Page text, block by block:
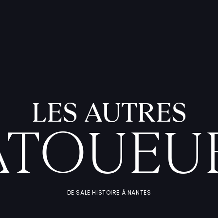
LES AUTRES
DE SALE HISTOIRE À NANTES